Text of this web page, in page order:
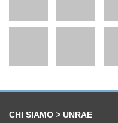
CHI SIAMO > UNRAE